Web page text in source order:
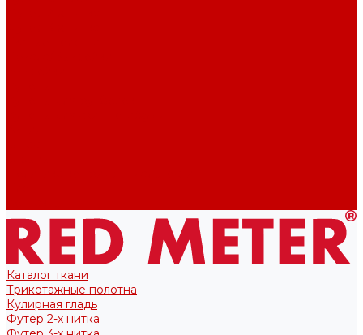
Каталог ткани
Трикотажные полотна
Кулирная гладь
Футер 2-х нитка